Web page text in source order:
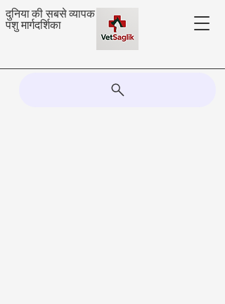
दुनिया की सबसे व्यापक
पशु मार्गदर्शिका